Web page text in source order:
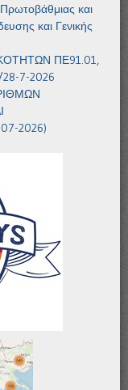
Πρωτοβάθμιας και
και Γενικής
ΠΕ91.01,
7-2026
2026)